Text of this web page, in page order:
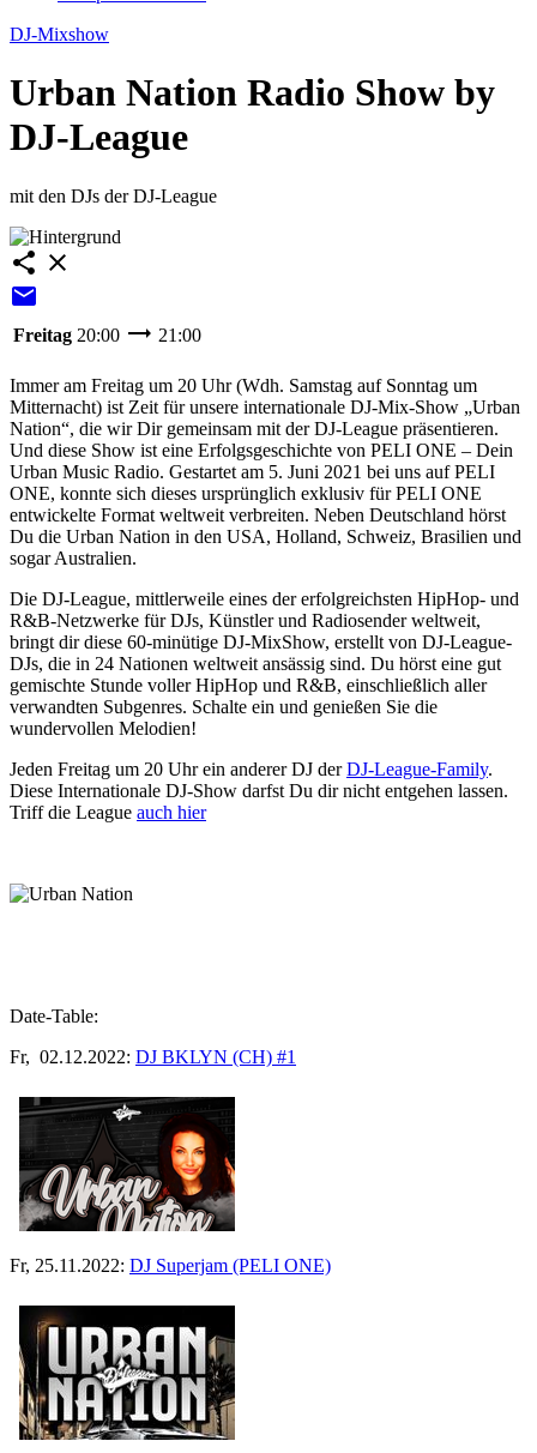
DJ-Mixshow
Urban Nation Radio Show by
DJ-League
mit den DJs der DJ-League
share close
email
Freitag 20:00 trending_flat 21:00
Immer am Freitag um 20 Uhr (Wdh. Samstag auf Sonntag um
Mitternacht) ist Zeit für unsere internationale DJ-Mix-Show „Urban
Nation“, die wir Dir gemeinsam mit der DJ-League präsentieren.
Und diese Show ist eine Erfolgsgeschichte von PELI ONE – Dein
Urban Music Radio. Gestartet am 5. Juni 2021 bei uns auf PELI
ONE, konnte sich dieses ursprünglich exklusiv für PELI ONE
entwickelte Format weltweit verbreiten. Neben Deutschland hörst
Du die Urban Nation in den USA, Holland, Schweiz, Brasilien und
sogar Australien.
Die DJ-League, mittlerweile eines der erfolgreichsten HipHop- und
R&B-Netzwerke für DJs, Künstler und Radiosender weltweit,
bringt dir diese 60-minütige DJ-MixShow, erstellt von DJ-League-
DJs, die in 24 Nationen weltweit ansässig sind. Du hörst eine gut
gemischte Stunde voller HipHop und R&B, einschließlich aller
verwandten Subgenres. Schalte ein und genießen Sie die
wundervollen Melodien!
Jeden Freitag um 20 Uhr ein anderer DJ derDJ-League-Family.
Diese Internationale DJ-Show darfst Du dir nicht entgehen lassen.
Triff die League auch hier
Date-Table:
Fr, 02.12.2022: DJ BKLYN (CH) #1
Fr, 25.11.2022: DJ Superjam (PELI ONE)